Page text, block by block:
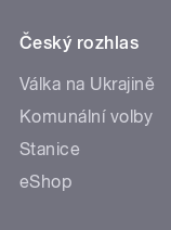
Český rozhlas
Válka na Ukrajině
Komunální volby
Stanice
eShop